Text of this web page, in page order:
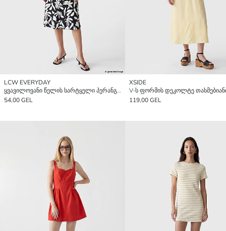
LCW EVERYDAY
ყვავილოვანი წელის სარტყელი პერანგი კაბა
54,00 GEL
XSIDE
119,00 GEL